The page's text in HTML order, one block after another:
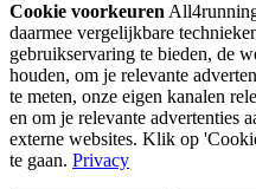
Cookie voorkeuren
daarmee vergelijkbare
gebruikservaring te bieden, de
houden, om je relevante
te meten, onze eigen kanalen
en om je relevante advertenties
externe websites. Klik op
te gaan. Privacy